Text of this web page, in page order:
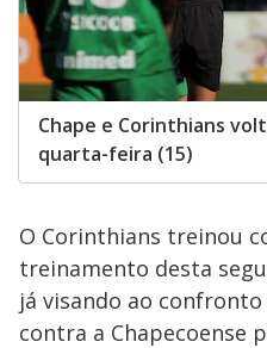
Chape e Corinthians
quarta-feira (15)
O Corinthians treinou
treinamento desta
já visando ao
contra a Chapecoense